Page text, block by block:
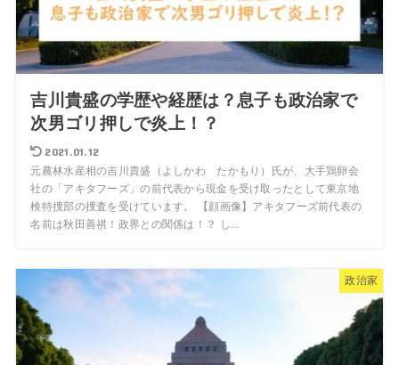
吉川貴盛の学歴や経歴は？息子も政治家で
次男ゴリ押しで炎上！？
2021.01.12
元農林水産相の吉川貴盛（よしかわ たかもり）氏が、大手鶏卵会
社の「アキタフーズ」の前代表から現金を受け取ったとして東京地
検特捜部の捜査を受けています。 【顔画像】アキタフーズ前代表の
名前は秋田善祺！政界との関係は！？ し...
政治家